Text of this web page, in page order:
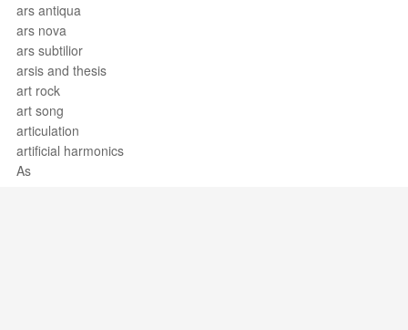
ars antiqua
ars nova
ars subtilior
arsis and thesis
art rock
art song
articulation
artificial harmonics
As